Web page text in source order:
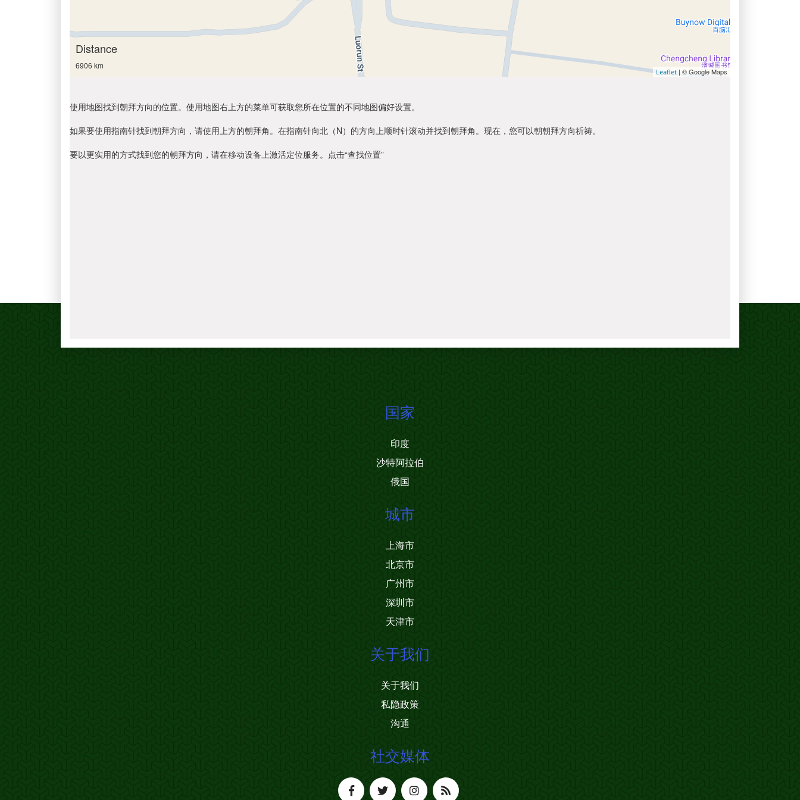
Distance
6906 km
Leaflet | © Google Maps
使用地图找到朝拜方向的位置。使用地图右上方的菜单可获取您所在位置的不同地图偏好设置。
如果要使用指南针找到朝拜方向，请使用上方的朝拜角。在指南针向北（N）的方向上顺时针滚动并找到朝拜角。现在，您可以朝朝拜方向祈祷。
要以更实用的方式找到您的朝拜方向，请在移动设备上激活定位服务。点击“查找位置”
国家
印度
沙特阿拉伯
俄国
城市
上海市
北京市
广州市
深圳市
天津市
关于我们
关于我们
私隐政策
沟通
社交媒体